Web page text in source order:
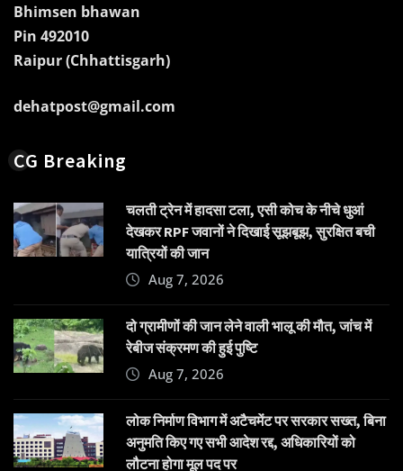
Bhimsen bhawan
Pin 492010
Raipur (Chhattisgarh)
dehatpost@gmail.com
CG Breaking
चलती ट्रेन में हादसा टला, एसी कोच के नीचे धुआं
देखकर RPF जवानों ने दिखाई सूझबूझ, सुरक्षित बची
यात्रियों की जान
Aug 7, 2026
दो ग्रामीणों की जान लेने वाली भालू की मौत, जांच में
रेबीज संक्रमण की हुई पुष्टि
Aug 7, 2026
लोक निर्माण विभाग में अटैचमेंट पर सरकार सख्त, बिना
अनुमति किए गए सभी आदेश रद्द, अधिकारियों को
लौटना होगा मूल पद पर